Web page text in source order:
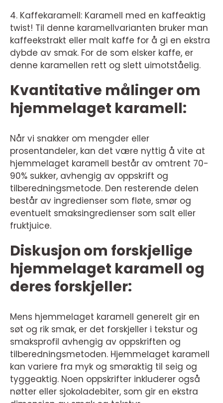
4. Kaffekaramell: Karamell med en kaffeaktig
twist! Til denne karamellvarianten bruker man
kaffeekstrakt eller malt kaffe for å gi en ekstra
dybde av smak. For de som elsker kaffe, er
denne karamellen rett og slett uimotståelig.
Kvantitative målinger om
hjemmelaget karamell:
Når vi snakker om mengder eller
prosentandeler, kan det være nyttig å vite at
hjemmelaget karamell består av omtrent 70-
90% sukker, avhengig av oppskrift og
tilberedningsmetode. Den resterende delen
består av ingredienser som fløte, smør og
eventuelt smaksingredienser som salt eller
fruktjuice.
Diskusjon om forskjellige
hjemmelaget karamell og
deres forskjeller:
Mens hjemmelaget karamell generelt gir en
søt og rik smak, er det forskjeller i tekstur og
smaksprofil avhengig av oppskriften og
tilberedningsmetoden. Hjemmelaget karamell
kan variere fra myk og smøraktig til seig og
tyggeaktig. Noen oppskrifter inkluderer også
nøtter eller sjokoladebiter, som gir en ekstra